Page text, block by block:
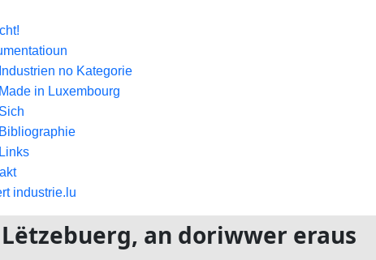
Industrien no Kategorie
Made in Luxembourg
Sich
Bibliographie
Links
industrie.lu
an doriwwer eraus